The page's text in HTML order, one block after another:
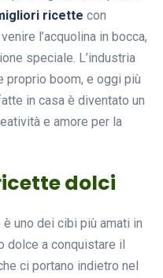
ricette con
l’acquolina in bocca,
speciale. L’industria
proprio boom, e oggi più
in casa è diventato un
e amore per la
dolci
uno dei cibi più amati in
dolce a conquistare il
ci portano indietro nel